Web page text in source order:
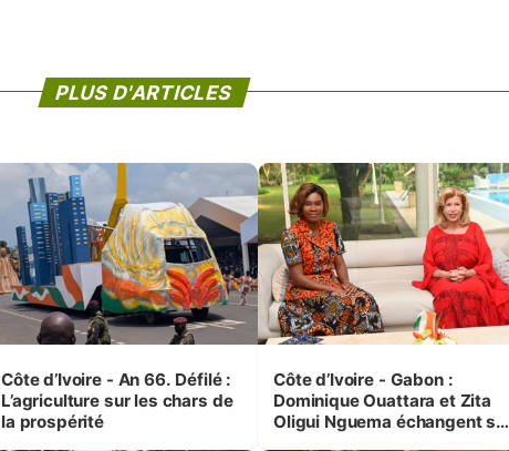
PLUS D'ARTICLES
Côte d’Ivoire - An 66. Défilé :
L’agriculture sur les chars de
la prospérité
Côte d’Ivoire - Gabon :
Dominique Ouattara et Zita
Oligui Nguema échangent sur